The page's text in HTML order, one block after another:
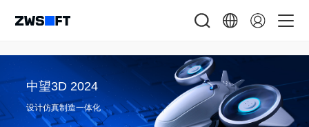
中望3D 2024
设计仿真制造一体化